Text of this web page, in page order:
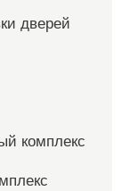
дверей
комплекс